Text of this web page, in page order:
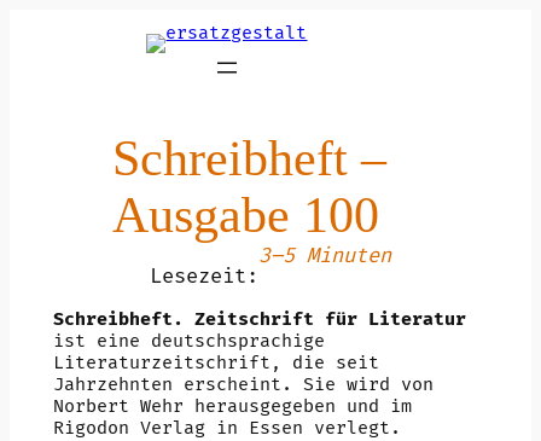
Schreibheft –
Ausgabe 100
Lesezeit:
3–5 Minuten
Schreibheft. Zeitschrift für Literatur
ist eine deutschsprachige
Literaturzeitschrift, die seit
Jahrzehnten erscheint. Sie wird von
Norbert Wehr herausgegeben und im
Rigodon Verlag in Essen verlegt.